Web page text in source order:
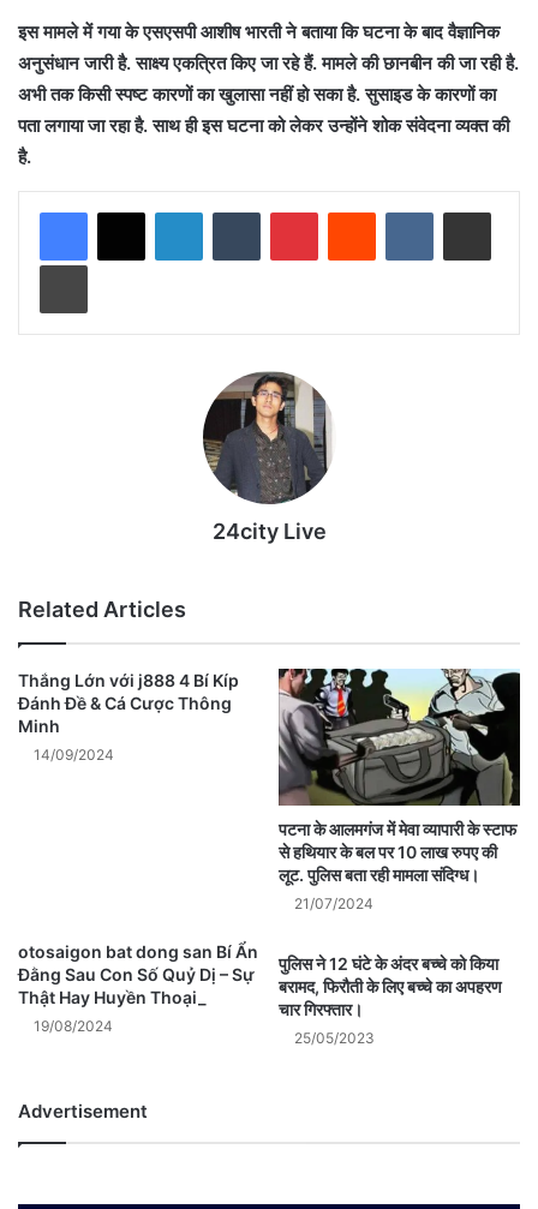
इस मामले में गया के एसएसपी आशीष भारती ने बताया कि घटना के बाद वैज्ञानिक
अनुसंधान जारी है. साक्ष्य एकत्रित किए जा रहे हैं. मामले की छानबीन की जा रही है.
अभी तक किसी स्पष्ट कारणों का खुलासा नहीं हो सका है. सुसाइड के कारणों का
पता लगाया जा रहा है. साथ ही इस घटना को लेकर उन्होंने शोक संवेदना व्यक्त की
है.
LinkedInTumblr PinterestReddit VKontakteShare via Email
Print
24city Live
Related Articles
Thắng Lớn với j888 4 Bí Kíp
Đánh Đề & Cá Cược Thông
Minh
14/09/2024
पटना के आलमगंज में मेवा व्यापारी के स्टाफ
से हथियार के बल पर 10 लाख रुपए की
लूट. पुलिस बता रही मामला संदिग्ध।
21/07/2024
otosaigon bat dong san Bí Ẩn
Đằng Sau Con Số Quỷ Dị – Sự
Thật Hay Huyền Thoại_
19/08/2024
पुलिस ने 12 घंटे के अंदर बच्चे को किया
बरामद, फिरौती के लिए बच्चे का अपहरण
चार गिरफ्तार।
25/05/2023
Advertisement